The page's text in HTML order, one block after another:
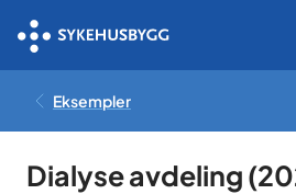
Eksempler
Dialyse avdeling(